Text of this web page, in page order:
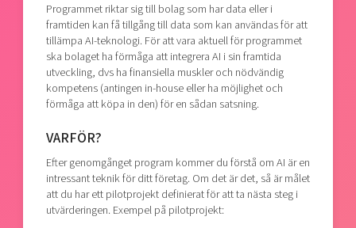
Programmet riktar sig till bolag som har data eller i
framtiden kan få tillgång till data som kan användas för att
tillämpa AI-teknologi. För att vara aktuell för programmet
ska bolaget ha förmåga att integrera AI i sin framtida
utveckling, dvs ha finansiella muskler och nödvändig
kompetens (antingen in-house eller ha möjlighet och
förmåga att köpa in den) för en sådan satsning.
VARFÖR?
Efter genomgånget program kommer du förstå om AI är en
intressant teknik för ditt företag. Om det är det, så är målet
att du har ett pilotprojekt definierat för att ta nästa steg i
utvärderingen. Exempel på pilotprojekt: